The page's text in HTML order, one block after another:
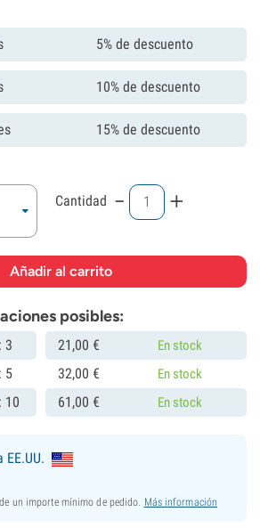
5% de descuento
10% de descuento
15% de descuento
Cantidad - +
posibles:
3 21,00 € En stock
5 32,00 € En stock
10 61,00 € En stock
EE.UU.
un importe mínimo de pedido. Más información